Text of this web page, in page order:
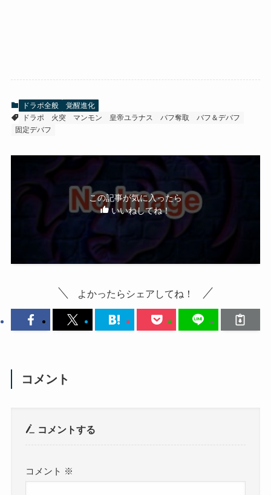
ドラポ全般
覚醒進化
ドラポ
火突 マンモン 皇帝ユラナス バフ奪取
バフ＆デバフ
固定デバフ
この記事が気に入ったら
いいねしてね！
よかったらシェアしてね！
コメント
コメントする
コメント ※